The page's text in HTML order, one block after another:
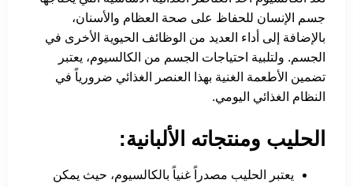
جسم الإنسان للحفاظ على صحة العظام والأسنان،
بالإضافة إلى أداء العديد من الوظائف الحيوية الأخرى في
الجسم. ولتلبية احتياجات الجسم من الكالسيوم، يعتبر
تضمين الأطعمة الغنية بهذا العنصر الغذائي ضرورياً في
النظام الغذائي اليومي.
الحليب ومنتجاته الألبانية:
يعتبر الحليب مصدراً غنياً بالكالسيوم، حيث يمكن